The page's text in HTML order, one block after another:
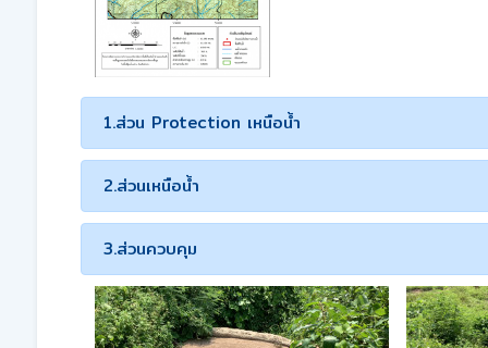
1.ส่วน Protection เหนือน้ำ
2.ส่วนเหนือน้ำ
3.ส่วนควบคุม